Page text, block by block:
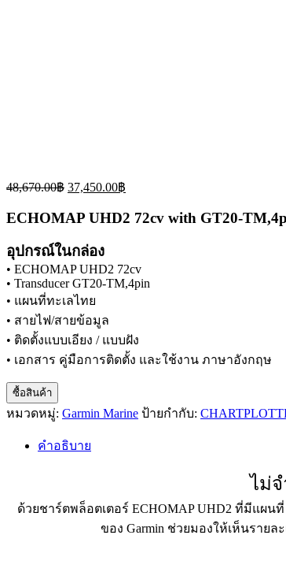
48,670.00฿ Original
price
was:
37,450.00฿
price
is:
ECHOMAP UHD2 72cv with GT20-
อุปกรณ์ในกล่อง
• ECHOMAP UHD2 72cv
• Transducer GT20-TM,4pin
• แผนที่ทะเลไทย
• สายไฟ/สายข้อมูล
• ติดตั้งแบบเอียง / แบบฝัง
• เอกสาร คู่มือการติดตั้ง และใช้งาน ภาษาอังกฤษ
ซื้อสินค้า
หมวดหมู่: Garmin Marine ป้ายกำกับ:
คำอธิบาย
ไม่
ด้วยชาร์ตพล็อตเตอร์ ECHOMAP UHD2 ที่มีแผ
ของ Garmin ช่วยมองให้เห็นราย